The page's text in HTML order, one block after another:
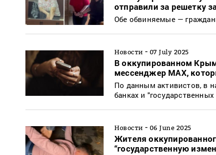
отправили за решетку
Обе обвиняемые —
Новости - 07 July 2025
В оккупированном
мессенджер MAX,
По данным активистов, в
банках и
Новости - 06 June 2025
Жителя
“государственную